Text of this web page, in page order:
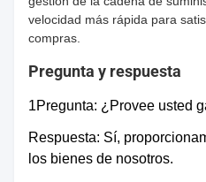
categorías
M1 y M2.
M1 y M2.
Los
requisitos
seguridad
velocidad más rápida para
compras.
Pregunta y respuesta
1Pregunta: ¿Provee usted
Respuesta: Sí,
los bienes de nosotros.